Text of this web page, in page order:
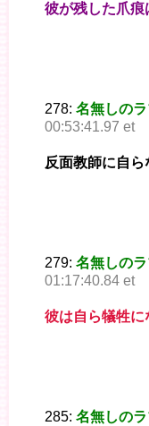
彼が残した爪痕
278: 名無しの
00:53:41.97 et
反面教師に自
279: 名無しの
01:17:40.84 et
彼は自ら犠牲に
285: 名無しの